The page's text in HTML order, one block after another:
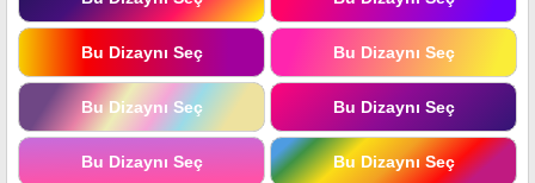
Bu Dizaynı Seç Bu Dizaynı Seç
Bu Dizaynı Seç Bu Dizaynı Seç
Bu Dizaynı Seç Bu Dizaynı Seç